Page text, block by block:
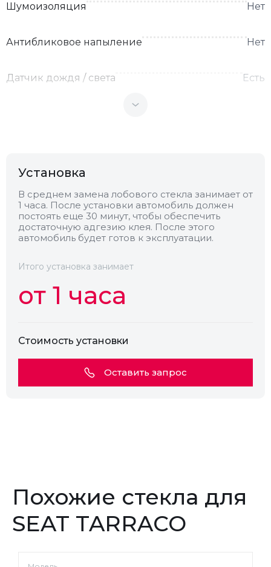
Шумоизоляция Нет
Антибликовое напыление Нет
Датчик дождя / света Есть
Обогрев
Установка
В среднем замена лобового стекла занимает от
1 часа. После установки автомобиль должен
постоять еще 30 минут, чтобы обеспечить
достаточную адгезию клея. После этого
автомобиль будет готов к эксплуатации.
Итого установка занимает
от 1 часа
Стоимость установки
Оставить запрос
Похожие стекла для
SEAT TARRACO